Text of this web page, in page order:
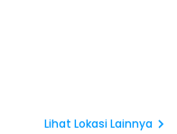
Lihat Lokasi Lainnya